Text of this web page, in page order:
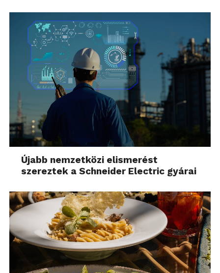
Újabb nemzetközi elismerést
szereztek a Schneider Electric gyárai